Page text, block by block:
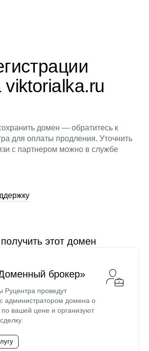
домен — обратитесь к
для оплаты продления. Уточнить
с партнером можно в службе
этот домен
брокер»
Руцентра проведут
администратором домена о
вашей цене и организуют